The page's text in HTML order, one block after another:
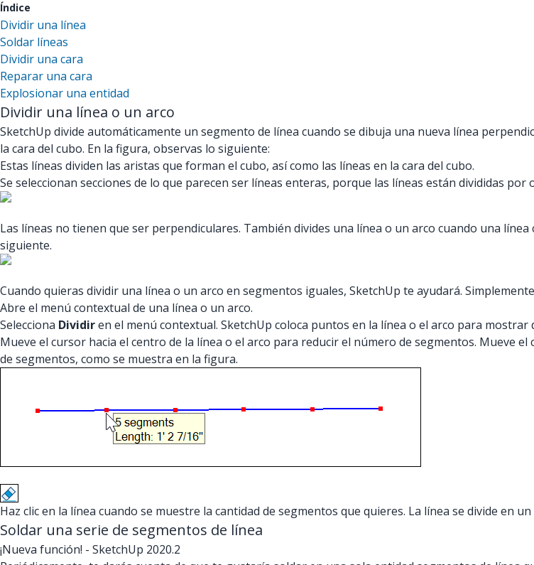
Índice
Dividir una línea
Soldar líneas
Dividir una cara
Reparar una cara
Explosionar una entidad
Dividir una línea o un arco
SketchUp divide automáticamente un segmento de línea cuando se dibuja una nueva línea
la cara del cubo. En la figura, observas lo siguiente:
Estas líneas dividen las aristas que forman el cubo, así como las líneas en la cara del cubo.
Se seleccionan secciones de lo que parecen ser líneas enteras, porque las líneas están divididas por
Las líneas no tienen que ser perpendiculares. También divides una línea o un arco cuando una
siguiente.
Cuando quieras dividir una línea o un arco en segmentos iguales, SketchUp te ayudará.
Abre el menú contextual de una línea o un arco.
Selecciona Dividiren el menú contextual. SketchUp coloca puntos en la línea o el arco para mostrar
Mueve el cursor hacia el centro de la línea o el arco para reducir el número de segmentos. Mueve
de segmentos, como se muestra en la figura.
Haz clic en la línea cuando se muestre la cantidad de segmentos que quieres. La línea se divide en
Soldar una serie de segmentos de línea
¡Nueva función! - SketchUp 2020.2